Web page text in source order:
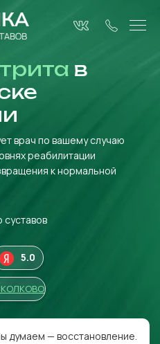
в
врач по вашему случаю
реабилитации
к нормальной
5.0
думаем — восстановление.